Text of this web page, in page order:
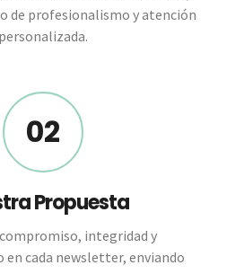
de profesionalismo y atención
personalizada.
02
Propuesta
integridad y
cada newsletter, enviando